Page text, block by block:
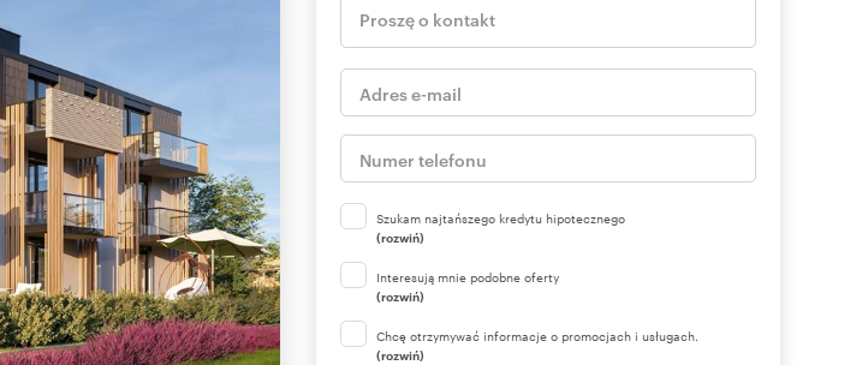
Szukam najtańszego kredytu hipotecznego
(rozwiń)
Interesują mnie podobne oferty
(rozwiń)
Chcę otrzymywać informacje o promocjach i usługach.
(rozwiń)